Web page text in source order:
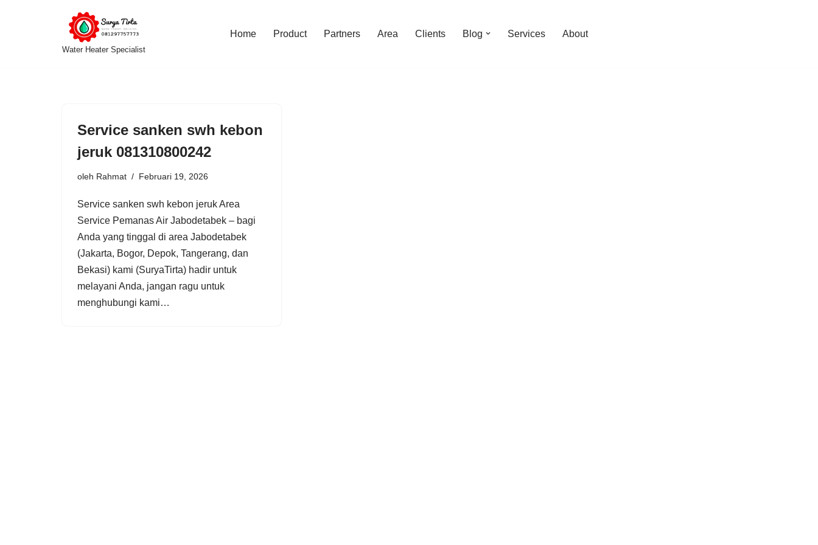
Water Heater Specialist
Home Product Partners Area Clients Blog Services About
Service sanken swh kebon
jeruk 081310800242
oleh Rahmat Februari 19, 2026
Service sanken swh kebon jeruk Area
Service Pemanas Air Jabodetabek – bagi
Anda yang tinggal di area Jabodetabek
(Jakarta, Bogor, Depok, Tangerang, dan
Bekasi) kami (SuryaTirta) hadir untuk
melayani Anda, jangan ragu untuk
menghubungi kami…